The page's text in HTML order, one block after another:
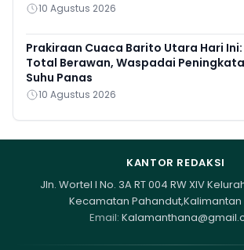
10 Agustus 2026
Prakiraan Cuaca Barito Utara Hari Ini:
Total Berawan, Waspadai
Suhu Panas
10 Agustus 2026
KANTOR REDAKSI
Jln. Wortel I No. 3A RT 004 RW XIV
Kecamatan Pahandut,Kalimantan
Email: